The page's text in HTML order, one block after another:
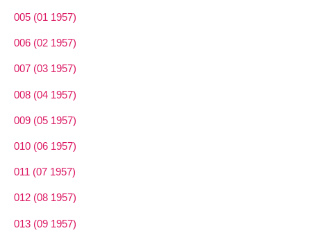
005 (01 1957)
006 (02 1957)
007 (03 1957)
008 (04 1957)
009 (05 1957)
010 (06 1957)
011 (07 1957)
012 (08 1957)
013 (09 1957)